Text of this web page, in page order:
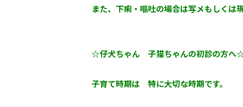
また、下痢・嘔吐の場合は写メもしくは
☆仔犬ちゃん 子猫ちゃんの初診の方へ
子育て時期は 特に大切な時期です。